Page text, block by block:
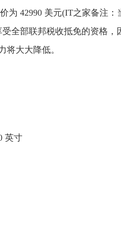
为 42990 美元(IT之家备注
全部联邦税收抵免的资格，
将大大降低。
英寸